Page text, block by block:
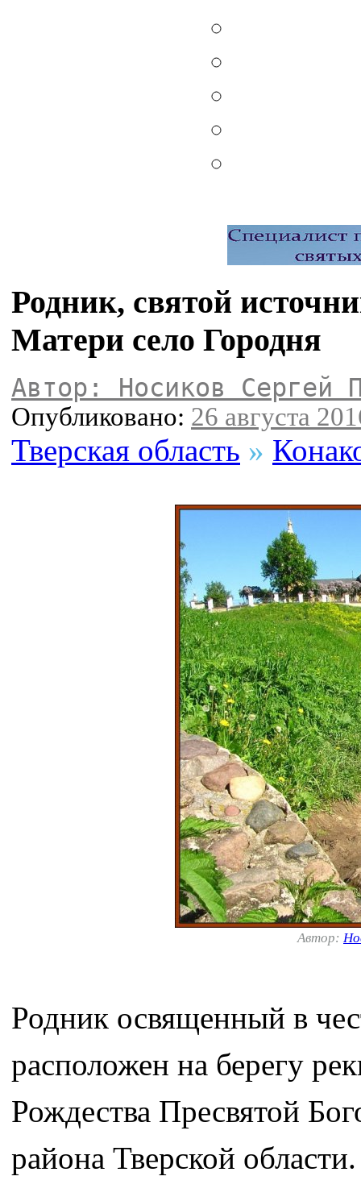
Родник, святой
Матери село Городня
Автор: Носиков Сергей
Опубликовано: 26 августа
Тверская область »
Автор:
Родник освященный в
расположен на берегу
Рождества Пресвятой
района Тверской области.